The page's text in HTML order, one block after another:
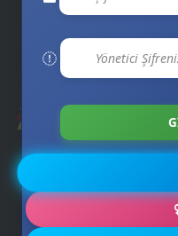
🚀
💖